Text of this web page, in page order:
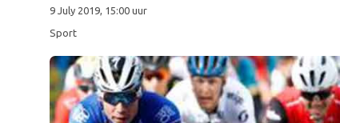
9 July 2019, 15:00 uur
Sport